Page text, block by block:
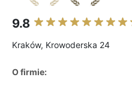
9.8
Kraków, Krowoderska 24
O firmie: